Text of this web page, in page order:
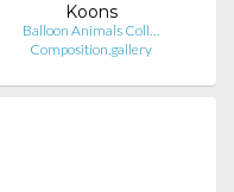
Koons
Balloon Animals Coll…
Composition.gallery